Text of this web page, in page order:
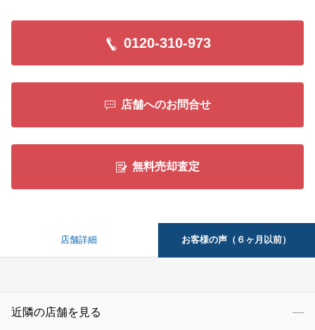
0120-310-973
店舗へのお問合せ
無料売却査定
店舗詳細 お客様の声（６ヶ月以前）
近隣の店舗を見る